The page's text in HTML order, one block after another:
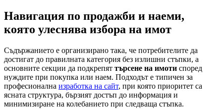
Навигация по продажби и наеми,
която улеснява избора на имот
Съдържанието е организирано така, че потребителите да
достигат до правилната категория без излишни стъпки, а
основните секции да подкрепят търсене на имоти според
нуждите при покупка или наем. Подходът е типичен за
професионална изработка на сайт, при която приоритет са
ясната структура, бързият достъп до информация и
минимизиране на колебанието при следваща стъпка.